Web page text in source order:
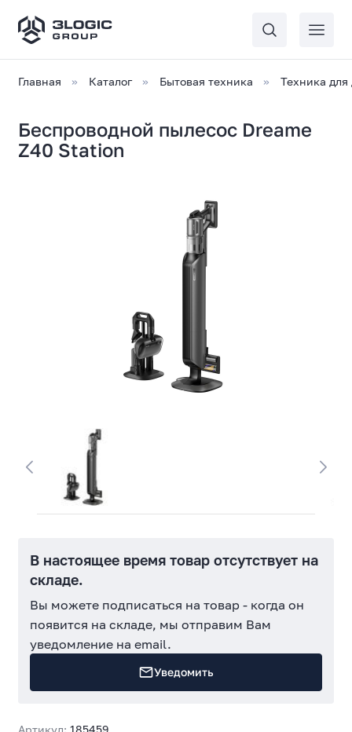
Главная Каталог Бытовая техника Техника для
Беспроводной пылесос Dreame
Z40 Station
В настоящее время товар отсутствует на
складе.
Вы можете подписаться на товар - когда он
появится на складе, мы отправим Вам
уведомление на email.
Уведомить